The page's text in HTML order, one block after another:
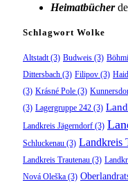
Heimatbücher
Schlagwort Wolke
Altstadt(3) Budweis (3)
Dittersbach (3) Filipov (3) Haid
(3) Krásné Pole (3)
(3) Lagergruppe 242 (3)
Landkreis Jägerndorf (3)
Schluckenau (3) Landkreis
Landkreis Trautenau (3)
Nová Oleška (3)